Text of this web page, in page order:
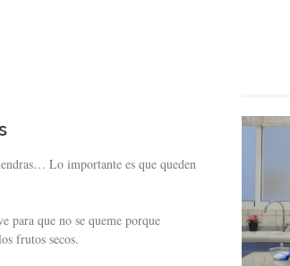
Lo importante es que queden
para que no se queme porque
frutos secos.